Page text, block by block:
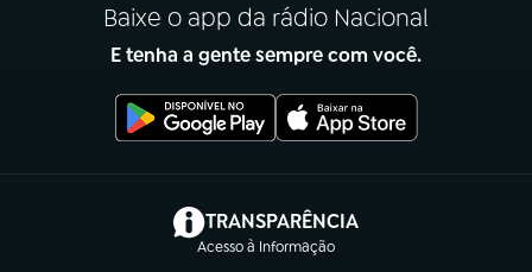
Baixe o app da rádio Nacional
E tenha a gente sempre com você.
TRANSPARÊNCIA
Acesso à Informação
(abre em nova aba)